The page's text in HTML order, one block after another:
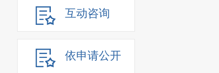
互动咨询
依申请公开